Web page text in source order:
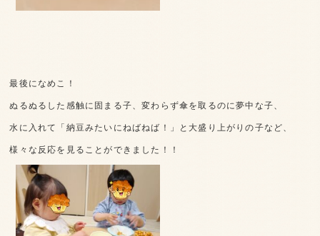
最後になめこ！
ぬるぬるした感触に固まる子、変わらず傘を取るのに夢中な子、
水に入れて「納豆みたいにねばねば！」と大盛り上がりの子など、
様々な反応を見ることができました！！